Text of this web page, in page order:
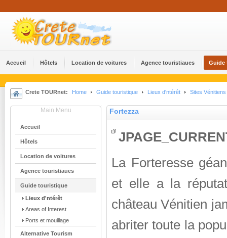
Accueil Hôtels Location de voitures Agence touristiaues Guide
Crete TOURnet: Home Guide touristique Lieux d'ntérêt Sites Vénitiens
Main Menu
Accueil
Hôtels
Location de voitures
Agence touristiaues
Guide touristique
Lieux d'ntérêt
Areas of Interest
Ports et mouillage
Alternative Tourism
Fortezza
La Forteresse
et elle a la
château Vénitien
abriter toute la